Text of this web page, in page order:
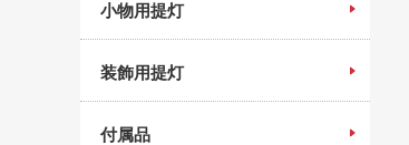
小物用提灯
装飾用提灯
付属品